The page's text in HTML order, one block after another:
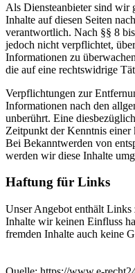
Als Diensteanbieter sind wir
Inhalte auf diesen Seiten
verantwortlich. Nach §§ 8
jedoch nicht verpflichtet,
Informationen zu
die auf eine rechtswidrige
Verpflichtungen zur
Informationen nach den
unberührt. Eine
Zeitpunkt der Kenntnis
Bei Bekanntwerden von
werden wir diese Inhalte
Haftung für Links
Unser Angebot enthält Links
Inhalte wir keinen Einfluss
fremden Inhalte auch keine